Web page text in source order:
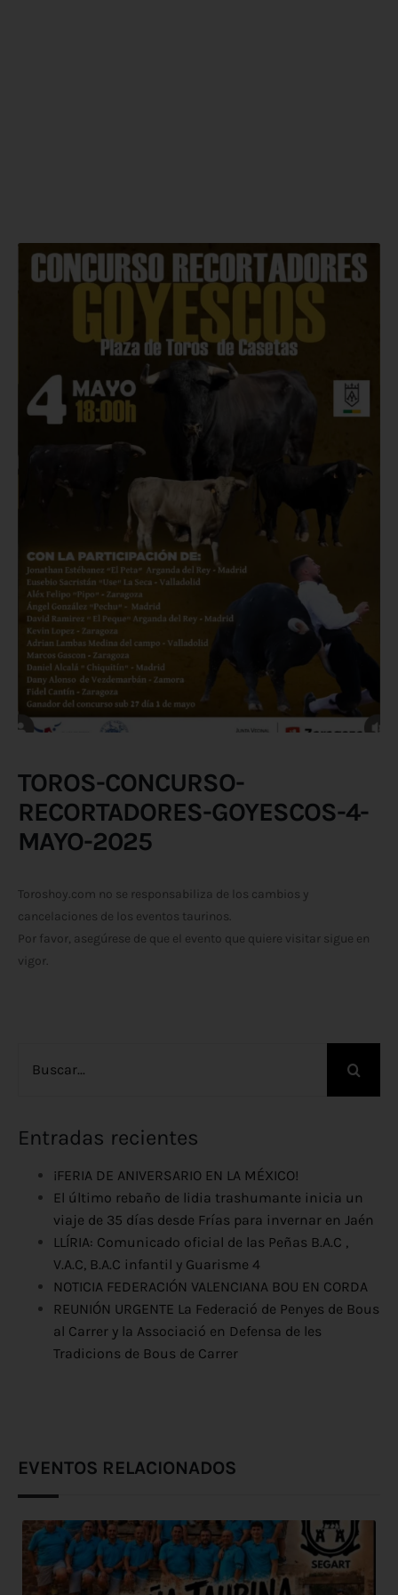
TOROS-CONCURSO-
RECORTADORES-GOYESCOS-4-
MAYO-2025
Toroshoy.com no se responsabiliza de los cambios y
cancelaciones de los eventos taurinos.
Por favor, asegúrese de que el evento que quiere visitar sigue en
vigor.
Entradas recientes
¡FERIA DE ANIVERSARIO EN LA MÉXICO!
El último rebaño de lidia trashumante inicia un
viaje de 35 días desde Frías para invernar en Jaén
LLÍRIA: Comunicado oficial de las Peñas B.A.C ,
V.A.C, B.A.C infantil y Guarisme 4
NOTICIA FEDERACIÓN VALENCIANA BOU EN CORDA
REUNIÓN URGENTE La Federació de Penyes de Bous
al Carrer y la Associació en Defensa de les
Tradicions de Bous de Carrer
EVENTOS RELACIONADOS